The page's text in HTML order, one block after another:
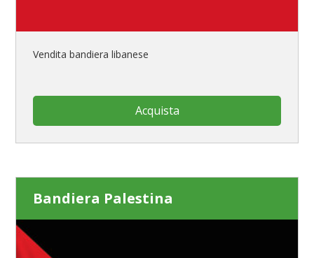
Vendita bandiera libanese
Acquista
Bandiera Palestina